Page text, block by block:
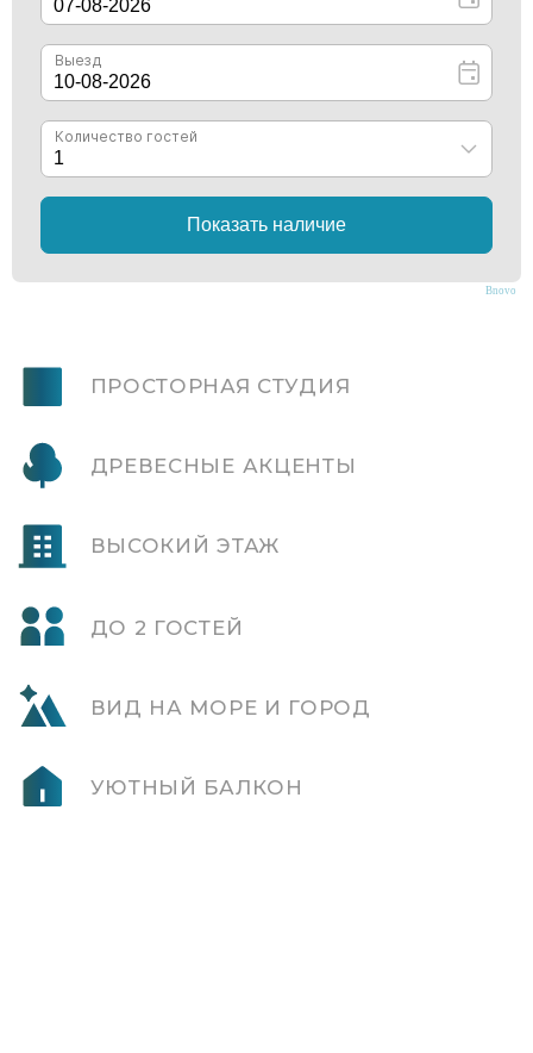
Bnovo
ПРОСТОРНАЯ СТУДИЯ
ВЫСОКИЙ ЭТАЖ
ДРЕВЕСНЫЕ АКЦЕНТЫ